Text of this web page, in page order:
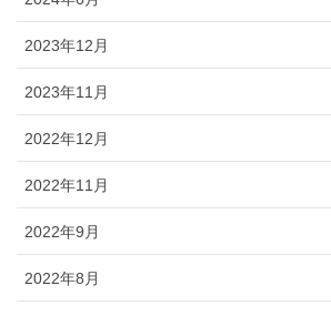
2023年12月
2023年11月
2022年12月
2022年11月
2022年9月
2022年8月